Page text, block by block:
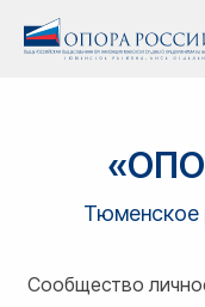
Тюменское
Сообщество